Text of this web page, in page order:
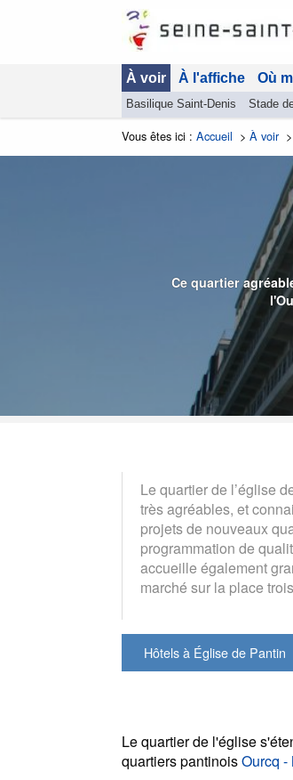
À voir
Basilique Saint-Denis Stade
À l'affiche Où
Vous êtes ici : Accueil > À voir>
Ce quartier
Le quartier de l’église
très agréables, et
projets de nouveaux
programmation de
accueille également
marché sur la place
Hôtels à Église de Pantin
Le quartier de l'église
quartiers pantinoisOurcq -